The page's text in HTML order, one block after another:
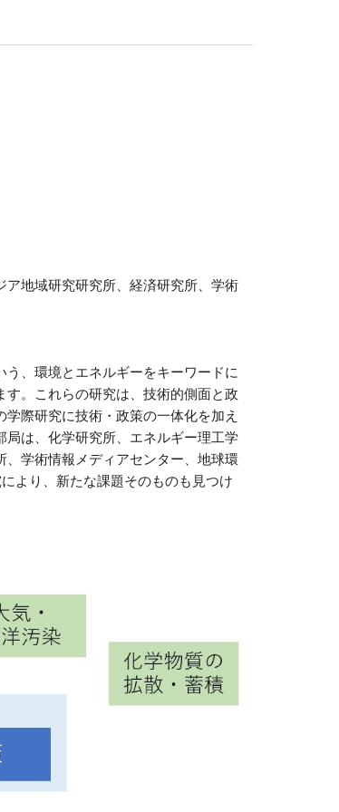
ア地域研究研究所、経済研究所、学術
う、環境とエネルギーをキーワードに
。これらの研究は、技術的側面と政
際研究に技術・政策の一体化を加え
は、化学研究所、エネルギー理工学
学術情報メディアセンター、地球環
より、新たな課題そのものも見つけ